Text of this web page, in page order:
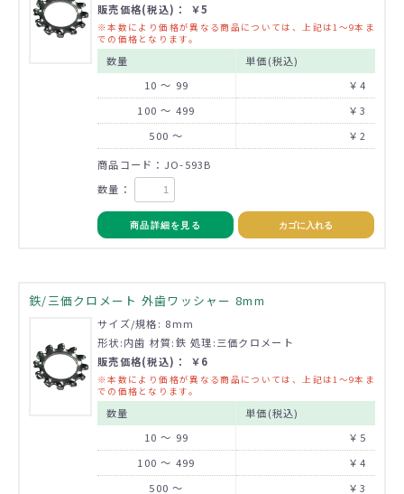
販売価格(税込)： ￥5
※本数により価格が異なる商品については、上記は1～9本ま
での価格となります。
数量
単価(税込)
10 ～ 99
￥4
100 ～ 499
￥3
500 ～
￥2
商品コード：JO-593B
数量：
商品詳細を見る カゴに入れる
鉄/三価クロメート 外歯ワッシャー 8mm
サイズ/規格: 8mm
形状:内歯 材質:鉄 処理:三価クロメート
販売価格(税込)： ￥6
※本数により価格が異なる商品については、上記は1～9本ま
での価格となります。
数量
単価(税込)
10 ～ 99
￥5
100 ～ 499
￥4
500 ～
￥3